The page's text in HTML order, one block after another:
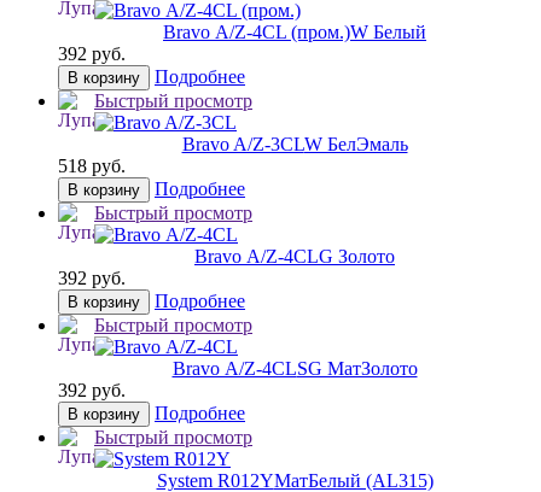
Bravo А/Z-4CL (пром.)W Белый
392 руб.
В корзину
Подробнее
Быстрый просмотр
Bravo A/Z-3CLW БелЭмаль
518 руб.
В корзину
Подробнее
Быстрый просмотр
Bravo А/Z-4CLG Золото
392 руб.
В корзину
Подробнее
Быстрый просмотр
Bravo А/Z-4CLSG МатЗолото
392 руб.
В корзину
Подробнее
Быстрый просмотр
System R012YМатБелый (AL315)